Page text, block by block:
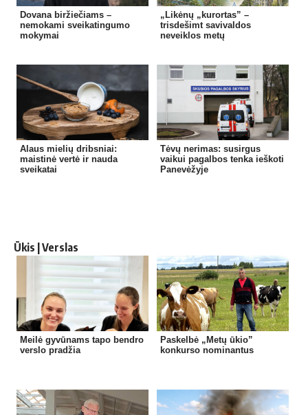
Dovana biržiečiams –
nemokami sveikatingumo
mokymai
„Likėnų „kurortas” –
trisdešimt savivaldos
neveiklos metų
Alaus mielių dribsniai:
maistinė vertė ir nauda
sveikatai
Tėvų nerimas: susirgus
vaikui pagalbos tenka ieškoti
Panevėžyje
Ūkis | Verslas
Meilė gyvūnams tapo bendro
verslo pradžia
Paskelbė „Metų ūkio”
konkurso nominantus